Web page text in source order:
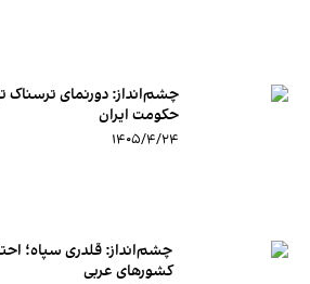
چشم‌انداز: دورنمای ترسناک
حکومت ایران
۱۴۰۵/۴/۲۴
چشم‌انداز:‌ قلدری سپاه؛
کشورهای عربی